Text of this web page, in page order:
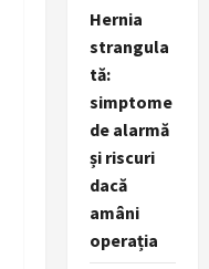
Hernia
strangula
tă:
simptome
de alarmă
și riscuri
dacă
amâni
operația